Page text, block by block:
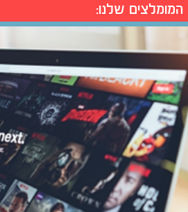
המומלצים שלנו: